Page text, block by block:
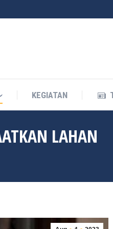
KEGIATAN
LAHAN
KEGIATAN